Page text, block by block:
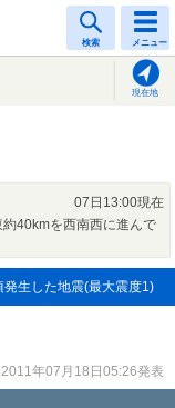
検索 メニュー
現在地
07日13:00現在
40kmを西南西に進んで
生した地震(最大震度1)
2011年07月18日05:26発表